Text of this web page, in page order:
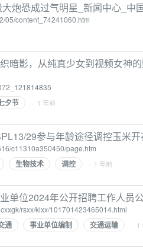
炮恐成过气明星_新闻中心_中
05/content_74241060.htm
暗影，从纯真少女到视频女神
夕节 · 1 年前
29参与年龄途径调控玉米
c11310a350450/page.htm
生物技术 调控 · 1 年前
单位2024年公开招聘工作人员
rsxx/klxx/101701423465014.html
通 事业单位编制 交通运输 · 1